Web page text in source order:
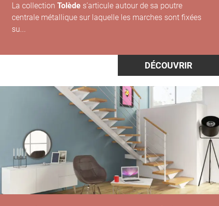
La collection Tolède s’articule autour de sa poutre
centrale métallique sur laquelle les marches sont fixées
su...
DÉCOUVRIR